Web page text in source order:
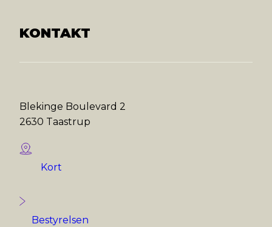
KONTAKT
Blekinge Boulevard 2
2630 Taastrup
Kort
Bestyrelsen